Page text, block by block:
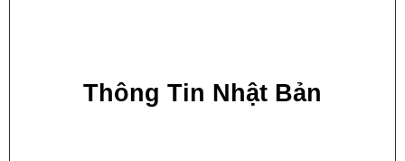
Thông Tin Nhật Bản